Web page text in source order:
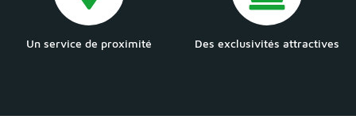
Un service de proximité Des exclusivités attractives